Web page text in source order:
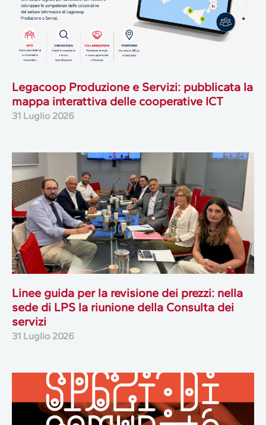
Legacoop Produzione e Servizi: pubblicata la
mappa interattiva delle cooperative ICT
31 Luglio 2026
Linee guida per la revisione dei prezzi: nella
sede di LPS la riunione della Consulta dei
servizi
31 Luglio 2026